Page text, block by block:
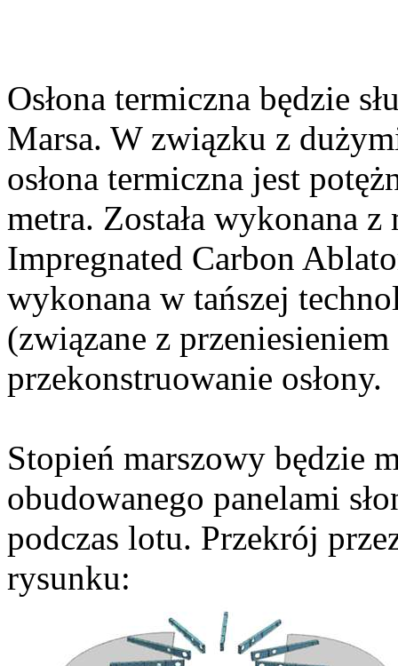
Osłona termiczna będzie
Marsa. W związku z
osłona termiczna jest
metra. Została wykonana
Impregnated Carbon
wykonana w tańszej
(związane z
przekonstruowanie osłony.
Stopień marszowy będzie
obudowanego panelami
podczas lotu. Przekrój
rysunku: